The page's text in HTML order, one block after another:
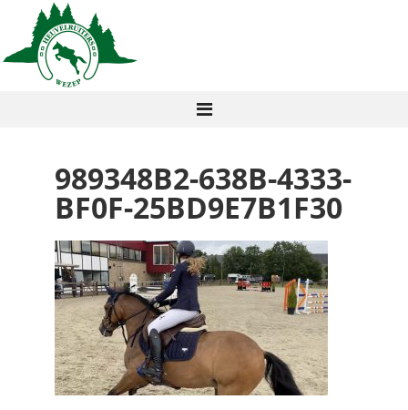
989348B2-638B-4333-
BF0F-25BD9E7B1F30